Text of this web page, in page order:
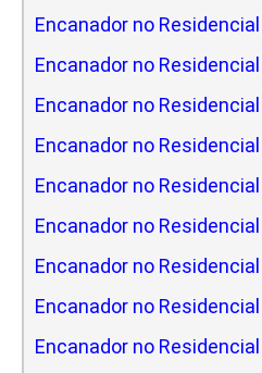
Encanador no
Encanador no
Encanador no
Encanador no
Encanador no
Encanador no
Encanador no
Encanador no
Encanador no